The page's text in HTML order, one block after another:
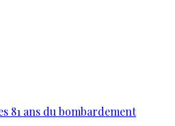
81 ans du bombardement